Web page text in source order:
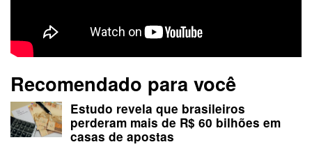
Recomendado para você
Estudo revela que brasileiros
perderam mais de R$ 60 bilhões em
casas de apostas